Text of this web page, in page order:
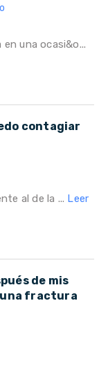
una ocasi&o...
contagiar
al de la ... Leer
de mis
una fractura